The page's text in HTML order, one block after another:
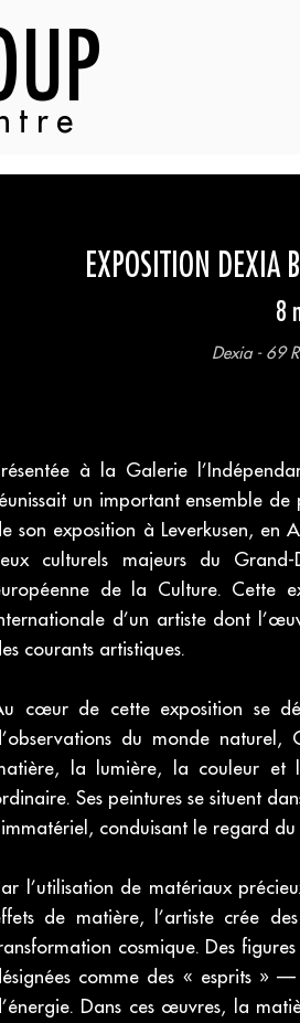
EXPOSITION DEXIA
8
Dexia - 69
à la Galerie
un important ensemble de
son exposition à Leverkusen, en
culturels majeurs du
de la Culture. Cette
d’un artiste dont
courants artistiques.
cœur de cette exposition se
du monde
la lumière, la couleur et
Ses peintures se situent
conduisant le regard
l’utilisation de matériaux
de matière, l’artiste crée
cosmique. Des
comme des « esprits »
Dans ces œuvres, la